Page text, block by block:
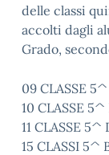
delle classi
accolti dagli
Grado,
09 CLASSE
10 CLASSE
11 CLASSE 5^
15 CLASSI 5^